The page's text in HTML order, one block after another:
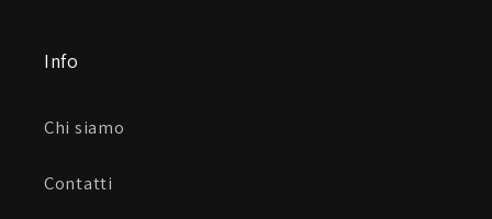
Info
Chi siamo
Contatti